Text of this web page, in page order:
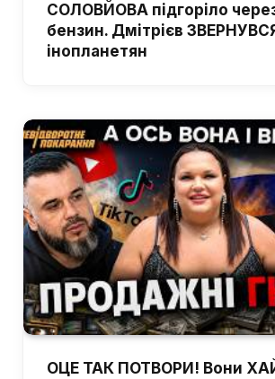
СОЛОВЙОВА підгоріло
бензин. Дмітрієв
інопланетян
ОЦЕ ТАК ПОТВОРИ! Вони